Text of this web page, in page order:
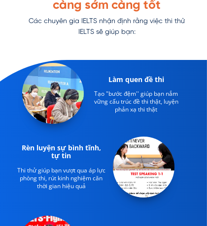
càng sớm càng tốt
Các chuyên gia IELTS nhận định rằng việc thi thử
IELTS sẽ giúp bạn:
Làm quen đề thi
Tạo "bước đệm'' giúp bạn nắm
vững cấu trúc đề thi thật, luyện
phản xạ thi thật
Rèn luyện sự bình tĩnh,
tự tin
Thi thử giúp bạn vượt qua áp lực
phòng thi, rút kinh nghiệm căn
thời gian hiệu quả